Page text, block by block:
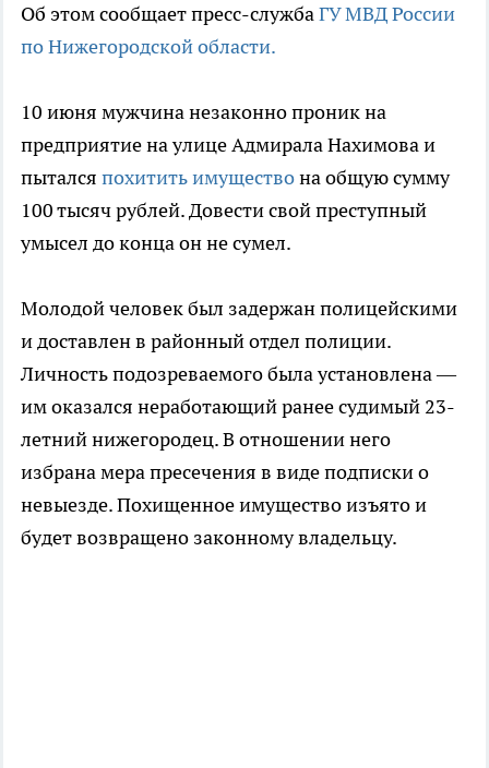
Об этом сообщает пресс-службаГУ МВД России
по Нижегородской области.
10 июня мужчина незаконно проник на
предприятие на улице Адмирала Нахимова и
пытался похитить имуществона общую сумму
100 тысяч рублей. Довести свой преступный
умысел до конца он не сумел.
Молодой человек был задержан полицейскими
и доставлен в районный отдел полиции.
Личность подозреваемого была установлена —
им оказался неработающий ранее судимый 23-
летний нижегородец. В отношении него
избрана мера пресечения в виде подписки о
невыезде. Похищенное имущество изъято и
будет возвращено законному владельцу.